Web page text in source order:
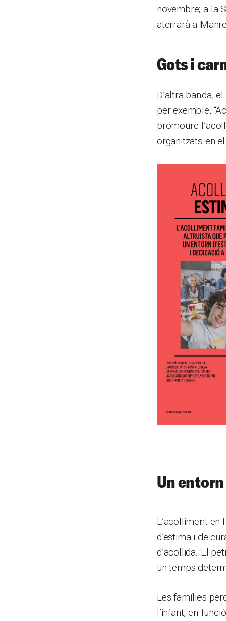
novembre; a la
aterrarà a
Gots i
D’altra banda,
per exemple,
promoure
organitzats en
Un
L’acolliment en
d’estima i de
d’acollida. El
un temps
Les famílies
l’infant, en